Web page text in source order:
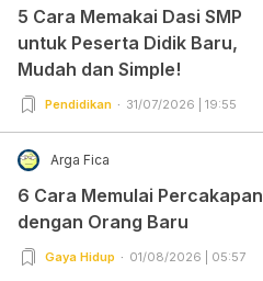
5 Cara Memakai Dasi SMP
untuk Peserta Didik Baru,
Mudah dan Simple!
Pendidikan 31/07/2026 | 19:55
Arga Fica
6 Cara Memulai Percakapan
dengan Orang Baru
Gaya Hidup 01/08/2026 | 05:57